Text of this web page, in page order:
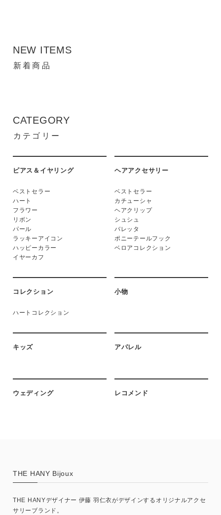
NEW ITEMS
新着商品
CATEGORY
カテゴリー
ピアス＆イヤリング
ベストセラー
ハート
フラワー
リボン
パール
ラッキーアイコン
ハッピーカラー
イヤーカフ
ヘアアクセサリー
ベストセラー
カチューシャ
ヘアクリップ
シュシュ
バレッタ
ポニーテールフック
ベロアコレクション
コレクション
ハートコレクション
小物
キッズ アパレル
ウェディング レコメンド
THE HANY Bijoux
THE HANYデザイナー 伊藤 羽仁衣がデザインするオリジナルアクセ
サリーブランド。